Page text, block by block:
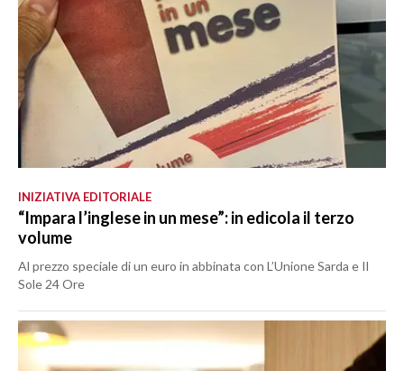
INIZIATIVA EDITORIALE
“Impara l’inglese in un mese”: in edicola il terzo
volume
Al prezzo speciale di un euro in abbinata con L’Unione Sarda e Il
Sole 24 Ore